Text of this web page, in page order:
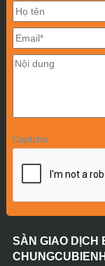
Captcha
SÀN GIAO DỊCH